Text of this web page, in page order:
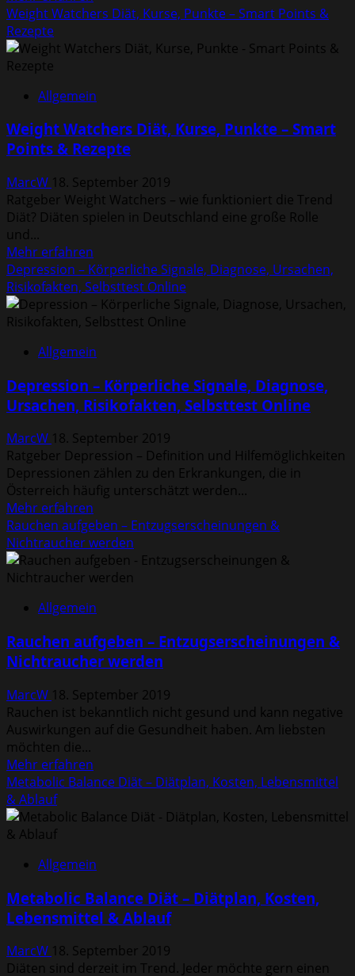
Informationen
Paleo
Umstellung,
Rezepte
Weight Watchers Diät, Kurse, Punkte – Smart Points &
Rezepte
Allgemein
Weight Watchers Diät, Kurse, Punkte – Smart
Points & Rezepte
MarcW 18. September 2019
Ratgeber Weight Watchers – wie funktioniert die Trend
Diät? Diäten spielen in Deutschland eine große Rolle
und...
Mehr erfahren
Informationen
über
Weight
Watchers
Kurse,
–
Smart
&
Rezepte
Depression – Körperliche Signale, Diagnose, Ursachen,
Risikofakten, Selbsttest Online
Allgemein
Depression – Körperliche Signale, Diagnose,
Ursachen, Risikofakten, Selbsttest Online
MarcW 18. September 2019
Ratgeber Depression – Definition und Hilfemöglichkeiten
Depressionen zählen zu den Erkrankungen, die in
Österreich häufig unterschätzt werden...
Mehr erfahren
Informationen
über
Depression
–
Signale,
Ursachen,
Risikofakten,
Online
Rauchen aufgeben – Entzugserscheinungen &
Nichtraucher werden
Allgemein
Rauchen aufgeben – Entzugserscheinungen &
Nichtraucher werden
MarcW 18. September 2019
Rauchen ist bekanntlich nicht gesund und kann negative
Auswirkungen auf die Gesundheit haben. Am liebsten
möchten die...
Mehr erfahren
Informationen
Rauchen
Entzugserscheinungen
Nichtraucher
werden
Metabolic Balance Diät – Diätplan, Kosten, Lebensmittel
& Ablauf
Allgemein
Metabolic Balance Diät – Diätplan, Kosten,
Lebensmittel & Ablauf
MarcW 18. September 2019
Diäten sind derzeit im Trend. Jeder möchte gern einen